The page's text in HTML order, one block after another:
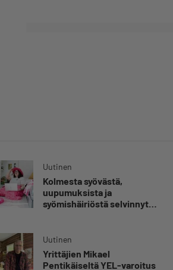
Uutinen
Kolmesta syövästä,
uupumuksista ja
syömishäiriöstä selvinnyt
silmiin, olen oppinut
kestämään myös
yrittäjyyteen kuuluvaa
Uutinen
Yrittäjien Mikael
Pentikäiseltä YEL-varoitus